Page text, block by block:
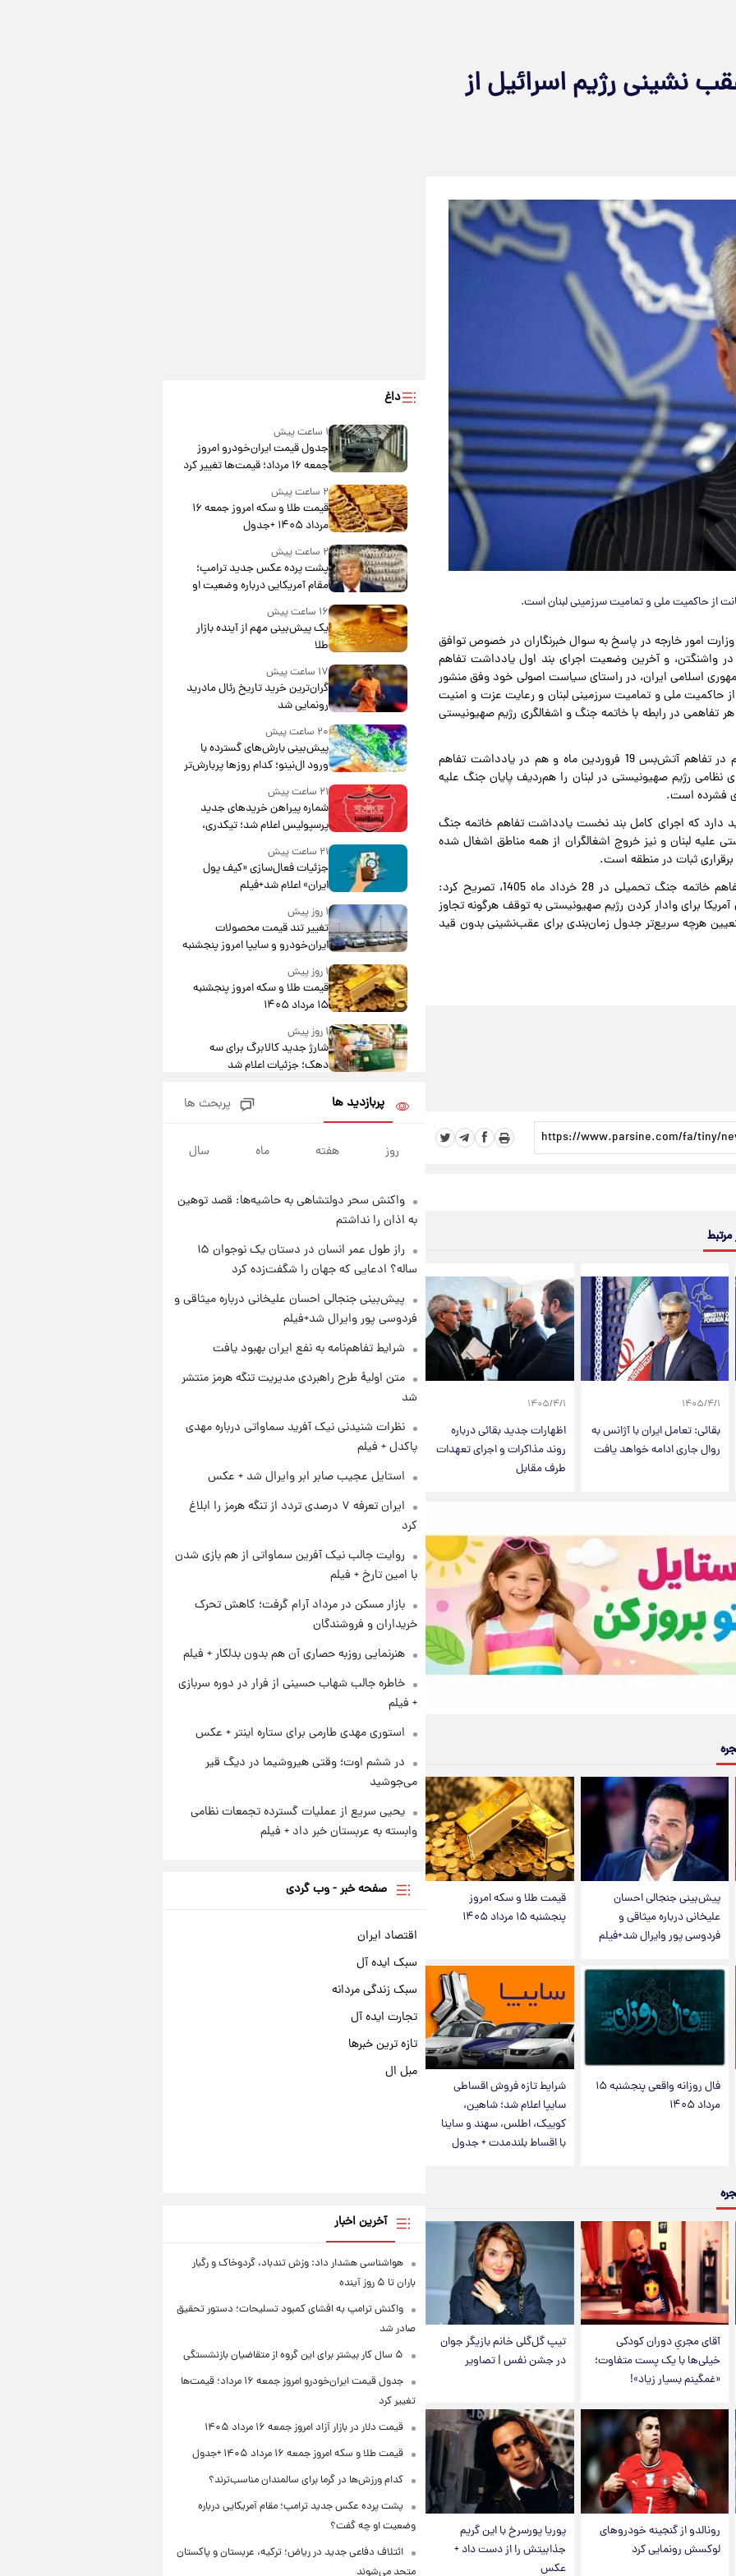
نشینی رژیم اسرائیل از
از حاکمیت ملی و تمامیت سرزمینی لبنان است.
امور خارجه در پاسخ به سوال خبرنگاران در خصوص توافق
در واشنگتن، و آخرین وضعیت اجرای بند اول یادداشت تفاهم
اسلامی ایران، در راستای سیاست اصولی خود وفق منشور
حاکمیت ملی و تمامیت سرزمینی لبنان و رعایت عزت و امنیت
تفاهمی در رابطه با خاتمه جنگ و اشغالگری رژیم صهیونیستی
وی افزود: بر همین اساس بود که جمهوری اسلامی ایران، هم در تفاهم آتش‌بس 19 فروردین ماه و هم در یادداشت تفاهم
پایان جنگ و عملیات‌های نظامی رژیم صهیونیستی در لبنان را هم‌ردیف پایان جنگ علیه
فشرده است.
دارد که اجرای کامل بند نخست یادداشت تفاهم خاتمه جنگ
علیه لبنان و نیز خروج اشغالگران از همه مناطق اشغال شده
برقراری ثبات در منطقه است.
بقائی با یادآوری تعهد صریح آمریکا وفق بند یک یادداشت تفاهم خاتمه جنگ تحمیلی در 28 خرداد ماه 1405، تصریح کرد:
برای وادار کردن رژیم صهیونیستی به توقف هرگونه تجاوز
تعیین هرچه سریع‌تر جدول زمان‌بندی برای عقب‌نشینی بدون قید
مرتبط
۱۴۰۵/۴/۱
بقائی: تعامل ایران با آژانس به
روال جاری ادامه خواهد یافت
۱۴۰۵/۴/۱
اظهارات جدید بقائی درباره
روند مذاکرات و اجرای تعهدات
طرف مقابل
پیش‌بینی جنجالی احسان
علیخانی درباره میثاقی و
فردوسی پور وایرال شد+فیلم
قیمت طلا و سکه امروز
پنجشنبه ۱۵ مرداد ۱۴۰۵
فال روزانه واقعی پنجشنبه ۱۵
مرداد ۱۴۰۵
شرایط تازه فروش اقساطی
سایپا اعلام شد؛ شاهین،
کوییک، اطلس، سهند و ساینا
با اقساط بلندمدت + جدول
آقای مجریِ دوران کودکی
خیلی‌ها با یک پست متفاوت؛
«غمگینم بسیار زیاد»!
تیپ گل‌گلی خانم بازیگر جوان
در جشن نفس | تصاویر
رونالدو از گنجینه خودروهای
لوکسش رونمایی کرد
پوریا پورسرخ با این گریم
جذابیتش را از دست داد +
عکس
داغ
۱ ساعت پیش
جدول قیمت ایران‌خودرو امروز
جمعه ۱۶ مرداد؛ قیمت‌ها تغییر کرد
۲ ساعت پیش
قیمت طلا و سکه امروز جمعه ۱۶
مرداد ۱۴۰۵ +جدول
۲ ساعت پیش
پشت پرده عکس جدید ترامپ؛
مقام آمریکایی درباره وضعیت او
چه گفت؟
۱۶ ساعت پیش
یک پیش‌بینی مهم از آینده بازار
طلا
۱۷ ساعت پیش
گران‌ترین خرید تاریخ رئال مادرید
رونمایی شد
۲۰ ساعت پیش
پیش‌بینی بارش‌های گسترده با
ورود ال‌نینو؛ کدام روزها پربارش‌تر
خواهند بود؟
۲۱ ساعت پیش
شماره پیراهن خریدهای جدید
پرسپولیس اعلام شد؛ تیکدری،
محبی و سرگیف با اعداد ویژه
۲۱ ساعت پیش
جزئیات فعال‌سازی «کیف پول
ایران» اعلام شد+فیلم
۱ روز پیش
تغییر تند قیمت محصولات
ایران‌خودرو و سایپا امروز پنجشنبه
۱۵ مرداد ۱۴۰۵ +جدول
۱ روز پیش
قیمت طلا و سکه امروز پنجشنبه
۱۵ مرداد ۱۴۰۵
۱ روز پیش
شارژ جدید کالابرگ برای سه
دهک؛ جزئیات اعلام شد
شرایط تازه فروش اقساطی سایپا
اعلام شد؛ شاهین، کوییک، اطلس،
سهند و ساینا با اقساط بلندمدت +
جدول۱ روز پیش
۱۴۰۵
۱ روز پیش
ماه ۱۴۰۵
پربازدید ها پربحث ها
روز هفته ماه سال
واکنش سحر دولتشاهی به حاشیه‌ها: قصد توهین
به اذان را نداشتم
راز طول عمر انسان در دستان یک نوجوان ۱۵
ساله؟ ادعایی که جهان را شگفت‌زده کرد
پیش‌بینی جنجالی احسان علیخانی درباره میثاقی و
فردوسی پور وایرال شد+فیلم
شرایط تفاهم‌نامه به نفع ایران بهبود یافت
متن اولیۀ طرح راهبردی مدیریت تنگه هرمز منتشر
شد
نظرات شنیدنی نیک آفرید سماواتی درباره مهدی
پاکدل + فیلم
استایل عجیب صابر ابر وایرال شد + عکس
ایران تعرفه ۷ درصدی تردد از تنگه هرمز را ابلاغ
کرد
روایت جالب نیک آفرین سماواتی از هم بازی شدن
با امین تارخ + فیلم
بازار مسکن در مرداد آرام گرفت؛ کاهش تحرک
خریداران و فروشندگان
هنرنمایی روزبه حصاری آن هم بدون بدلکار + فیلم
خاطره جالب شهاب حسینی از فرار در دوره سربازی
+ فیلم
استوری مهدی طارمی برای ستاره اینتر + عکس
در ششم اوت؛ وقتی هیروشیما در دیگ قیر
می‌جوشید
یحیی سریع از عملیات گسترده تجمعات نظامی
وابسته به عربستان خبر داد + فیلم
صفحه خبر - وب گردی
اقتصاد ایران
سبک ایده آل
سبک زندگی مردانه
تجارت ایده آل
تازه ترین خبرها
مبل ال
آخرین اخبار
هواشناسی هشدار داد: وزش تندباد، گردوخاک و رگبار
باران تا ۵ روز آینده
واکنش ترامپ به افشای کمبود تسلیحات؛ دستور تحقیق
صادر شد
۵ سال کار بیشتر برای این گروه از متقاضیان بازنشستگی
جدول قیمت ایران‌خودرو امروز جمعه ۱۶ مرداد؛ قیمت‌ها
تغییر کرد
قیمت دلار در بازار آزاد امروز جمعه ۱۶ مرداد ۱۴۰۵
قیمت طلا و سکه امروز جمعه ۱۶ مرداد ۱۴۰۵ +جدول
کدام ورزش‌ها در گرما برای سالمندان مناسب‌ترند؟
پشت پرده عکس جدید ترامپ؛ مقام آمریکایی درباره
وضعیت او چه گفت؟
ائتلاف دفاعی جدید در ریاض؛ ترکیه، عربستان و پاکستان
متحد می‌شوند